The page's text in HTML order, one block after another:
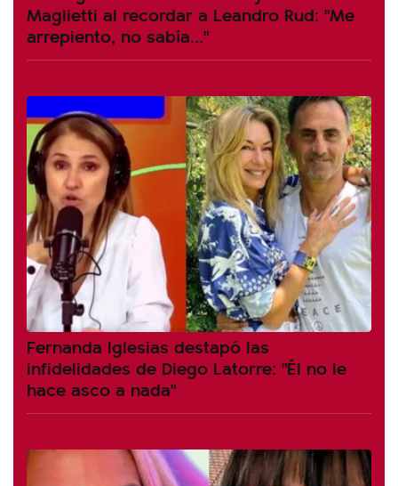
Maglietti al recordar a Leandro Rud: "Me
arrepiento, no sabía..."
Fernanda Iglesias destapó las
infidelidades de Diego Latorre: "Él no le
hace asco a nada"